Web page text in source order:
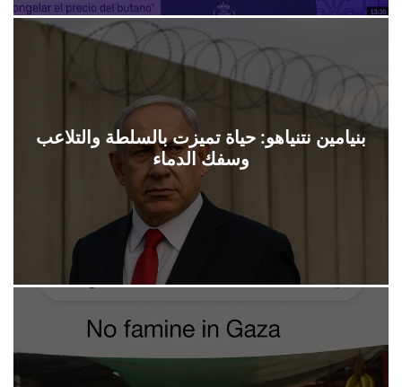
بنيامين نتنياهو: حياة تميزت بالسلطة والتلاعب
وسفك الدماء